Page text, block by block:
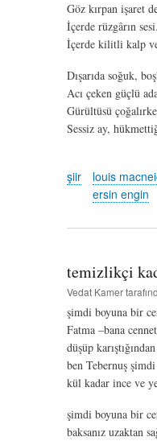
Göz kırpan işaret
İçerde rüzgârın
İçerde kilitli kalp
Dışarıda soğuk,
Acı çeken güçlü
Gürültüsü
Sessiz ay,
şiir
louis
ersin engin
temizlikçi
Vedat Kamer
şimdi boyuna bir
Fatma –bana
düşüp
ben Tebernuş
kül kadar ince ve
şimdi boyuna bir
baksanız uzaktan